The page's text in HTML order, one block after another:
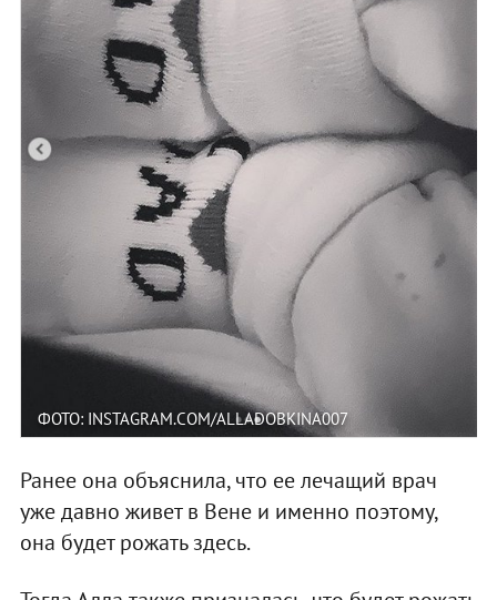
ФОТО: INSTAGRAM.COM/ALLADOBKINA007
Ранее она объяснила, что ее лечащий врач
уже давно живет в Вене и именно поэтому,
она будет рожать здесь.